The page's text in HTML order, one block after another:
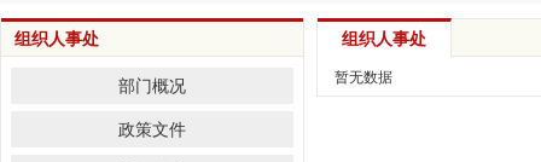
组织人事处
部门概况
政策文件
组织人事处
暂无数据